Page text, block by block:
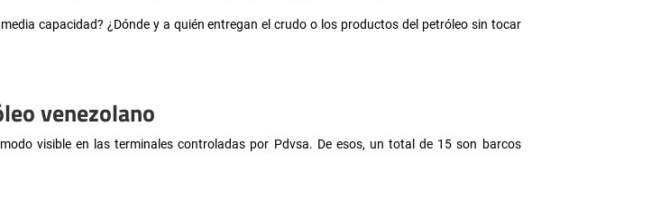
capacidad? ¿Dónde y a quién entregan el crudo o los productos del petróleo sin tocar
venezolano
visible en las terminales controladas por Pdvsa. De esos, un total de 15 son barcos